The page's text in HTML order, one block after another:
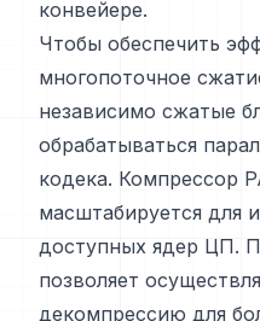
конвейере.
Чтобы обеспечить
многопоточное
независимо сжатые
обрабатываться
кодека. Компрессор
масштабируется для
доступных ядер ЦП.
позволяет
декомпрессию для